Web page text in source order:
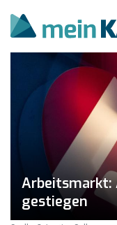
Arbeitsmarkt:
gestiegen